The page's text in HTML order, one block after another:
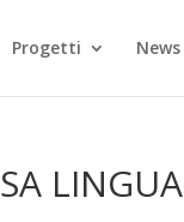
Progetti News
LINGUA